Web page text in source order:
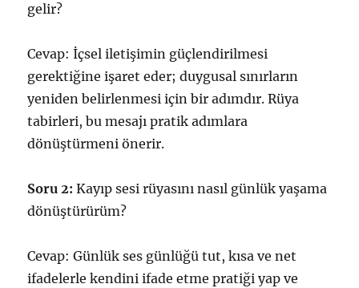
gelir?
Cevap: İçsel iletişimin güçlendirilmesi
gerektiğine işaret eder; duygusal sınırların
yeniden belirlenmesi için bir adımdır. Rüya
tabirleri, bu mesajı pratik adımlara
dönüştürmeni önerir.
Soru 2: Kayıp sesi rüyasını nasıl günlük yaşama
dönüştürürüm?
Cevap: Günlük ses günlüğü tut, kısa ve net
ifadelerle kendini ifade etme pratiği yap ve